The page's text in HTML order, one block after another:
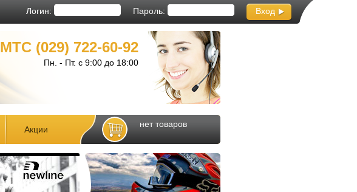
Логин: Пароль: Вход
МТС (029) 722-60-92
Пн. - Пт. с 9:00 до 18:00
Акции
нет товаров